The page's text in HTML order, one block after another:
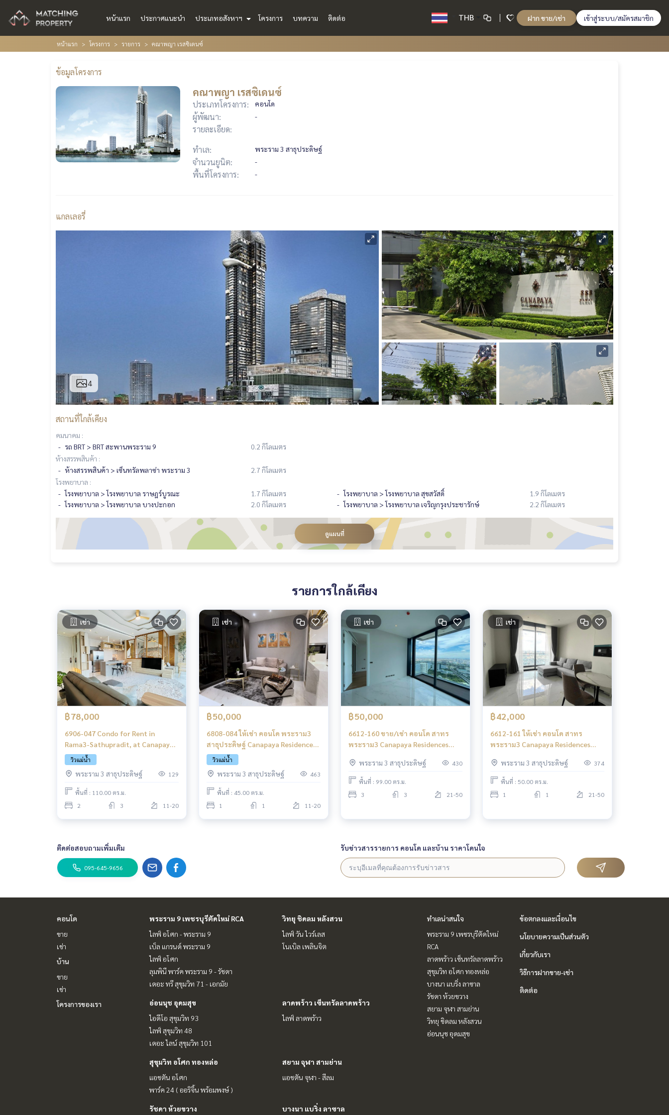
หน้าแรก ประกาศแนะนำ ประเภทอสังหาฯ โครงการ บทความ ติดต่อ THB ฝาก ขาย/เช่า เข้าสู่ระบบ/สมัครสมาชิก
หน้าแรก โครงการ รายการ คณาพญา เรสซิเดนซ์
ข้อมูลโครงการ
คณาพญา เรสซิเดนซ์
ประเภทโครงการ: คอนโด
ผู้พัฒนา: -
รายละเอียด:
ทำเล:
พระราม 3 สาธุประดิษฐ์
จำนวนยูนิต: -
พื้นที่โครงการ: -
แกลเลอรี่
4
สถานที่ใกล้เคียง
คมนาคม :
รถ BRT > BRT สะพานพระราม 9
0.2 กิโลเมตร
ห้างสรรพสินค้า :
ห้างสรรพสินค้า > เซ็นทรัลพลาซ่า พระราม 3
2.7 กิโลเมตร
โรงพยาบาล :
โรงพยาบาล > โรงพยาบาล ราษฎร์บูรณะ
1.7 กิโลเมตร โรงพยาบาล > โรงพยาบาล สุขสวัสดิ์
1.9 กิโลเมตร
โรงพยาบาล > โรงพยาบาล บางปะกอก
2.0 กิโลเมตร โรงพยาบาล > โรงพยาบาล เจริญกรุงประชารักษ์ 2.2 กิโลเมตร
ดูแผนที่
รายการใกล้เคียง
เช่า
฿78,000
6906-047 Condo for Rent in
Rama3-Sathupradit, at Canapaya
Residences, River view
วิวแม่น้ำ
พระราม 3 สาธุประดิษฐ์ 129
พื้นที่ : 110.00 ตร.ม.
2
3 11-20
เช่า
฿50,000
6808-084 ให้เช่า คอนโด พระราม3
สาธุประดิษฐ์ Canapaya Residences
1ห้องนอน
วิวแม่น้ำ
พระราม 3 สาธุประดิษฐ์ 463
พื้นที่ : 45.00 ตร.ม.
1
1 11-20
เช่า
฿50,000
6612-160 ขาย/เช่า คอนโด สาทร
พระราม3 Canapaya Residences
พระราม 3 สาธุประดิษฐ์
430
พื้นที่ : 99.00 ตร.ม.
3
3 21-50
เช่า
฿42,000
6612-161 ให้เช่า คอนโด สาทร
พระราม3 Canapaya Residences
พระราม 3 สาธุประดิษฐ์
374
พื้นที่ : 50.00 ตร.ม.
1
1 21-50
ติดต่อสอบถามเพิ่มเติม
095-645-9656
รับข่าวสารรายการ คอนโด และบ้าน ราคาโดนใจ
คอนโด
ขาย
เช่า
บ้าน
ขาย
เช่า
โครงการของเรา
พระราม 9 เพชรบุรีตัดใหม่ RCA
ไลฟ์ อโศก - พระราม 9
เบ็ล แกรนด์ พระราม 9
ไลฟ์ อโศก
ลุมพินี พาร์ค พระราม 9 - รัชดา
เดอะ ทรี สุขุมวิท 71 - เอกมัย
วิทยุ ชิดลม หลังสวน
ไลฟ์ วัน ไวร์เลส
โนเบิล เพลินจิต
อ่อนนุช อุดมสุข
ไอดีโอ สุขุมวิท 93
ไลฟ์ สุขุมวิท 48
เดอะ ไลน์ สุขุมวิท 101
ลาดพร้าว เซ็นทรัลลาดพร้าว
ไลฟ์ ลาดพร้าว
สุขุมวิท อโศก ทองหล่อ
แอชตัน อโศก
พาร์ค 24 ( ออริจิ้น พร้อมพงษ์ )
สยาม จุฬา สามย่าน
แอชตัน จุฬา - สีลม
รัชดา ห้วยขวาง บางนา แบริ่ง ลาซาล
ทำเลน่าสนใจ
พระราม 9 เพชรบุรีตัดใหม่
RCA
ลาดพร้าว เซ็นทรัลลาดพร้าว
สุขุมวิท อโศก ทองหล่อ
บางนา แบริ่ง ลาซาล
รัชดา ห้วยขวาง
สยาม จุฬา สามย่าน
วิทยุ ชิดลม หลังสวน
อ่อนนุช อุดมสุข
ข้อตกลงและเงื่อนไข
นโยบายความเป็นส่วนตัว
เกี่ยวกับเรา
วิธีการฝากขาย-เช่า
ติดต่อ